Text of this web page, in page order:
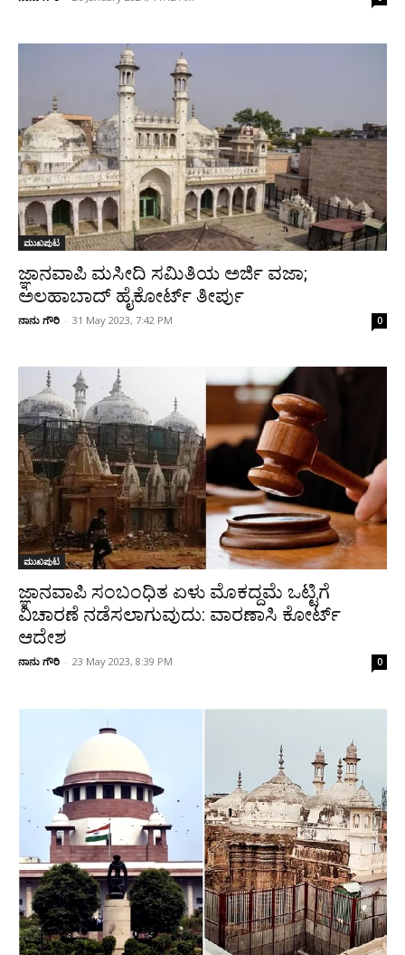
ಮುಖಪುಟ
ಜ್ಞಾನವಾಪಿ ಮಸೀದಿ ಸಮಿತಿಯ ಅರ್ಜಿ ವಜಾ;
ಅಲಹಾಬಾದ್ ಹೈಕೋರ್ಟ್ ತೀರ್ಪು
ನಾನು ಗೌರಿ - 31 May 2023, 7:42 PM 0
ಮುಖಪುಟ
ಜ್ಞಾನವಾಪಿ ಸಂಬಂಧಿತ ಏಳು ಮೊಕದ್ದಮೆ ಒಟ್ಟಿಗೆ
ವಿಚಾರಣೆ ನಡೆಸಲಾಗುವುದು: ವಾರಣಾಸಿ ಕೋರ್ಟ್
ಆದೇಶ
ನಾನು ಗೌರಿ - 23 May 2023, 8:39 PM 0